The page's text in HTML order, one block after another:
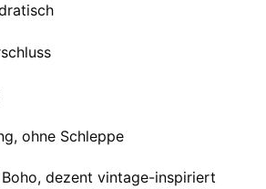
ohne Schleppe
Boho, dezent vintage-inspiriert